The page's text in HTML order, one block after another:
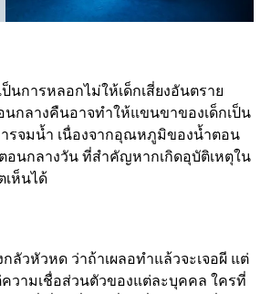
นการหลอกไม่ให้เด็กเสี่ยงอันตราย
นกลางคืนอาจทำให้แขนขาของเด็กเป็น
ารจมน้ำ เนื่องจากอุณหภูมิของน้ำตอน
อนกลางวัน ที่สำคัญหากเกิดอุบัติเหตุใน
เห็นได้
ลัวหัวหด ว่าถ้าเผลอทำแล้วจะเจอผี แต่
วามเชื่อส่วนตัวของแต่ละบุคคล ใครที่